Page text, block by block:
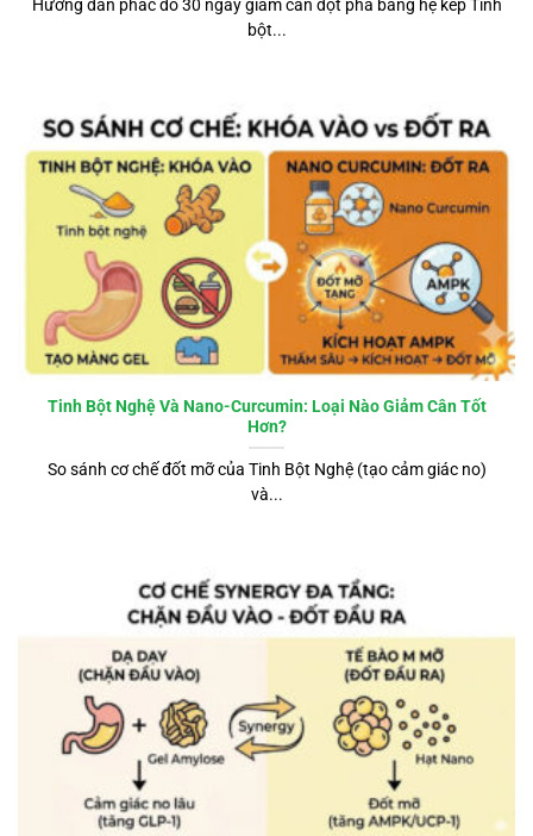
Hướng dẫn phác đồ 30 ngày giảm cân đột phá bằng hệ kép Tinh
bột...
Tinh Bột Nghệ Và Nano-Curcumin: Loại Nào Giảm Cân Tốt
Hơn?
So sánh cơ chế đốt mỡ của Tinh Bột Nghệ (tạo cảm giác no)
và...